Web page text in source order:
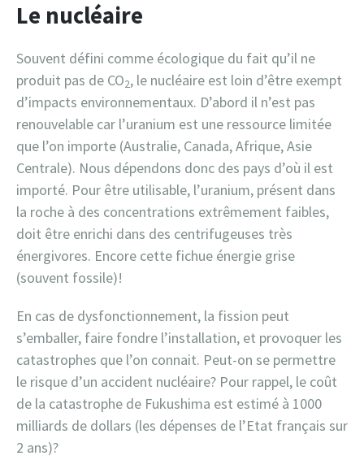
Le nucléaire
Souvent défini comme écologique du fait qu’il ne
produit pas de CO2, le nucléaire est loin d’être exempt
d’impacts environnementaux. D’abord il n’est pas
renouvelable car l’uranium est une ressource limitée
que l’on importe (Australie, Canada, Afrique, Asie
Centrale). Nous dépendons donc des pays d’où il est
importé. Pour être utilisable, l’uranium, présent dans
la roche à des concentrations extrêmement faibles,
doit être enrichi dans des centrifugeuses très
énergivores. Encore cette fichue énergie grise
(souvent fossile)!
En cas de dysfonctionnement, la fission peut
s’emballer, faire fondre l’installation, et provoquer les
catastrophes que l’on connait. Peut-on se permettre
le risque d’un accident nucléaire? Pour rappel, le coût
de la catastrophe de Fukushima est estimé à 1000
milliards de dollars (les dépenses de l’Etat français sur
2 ans)?